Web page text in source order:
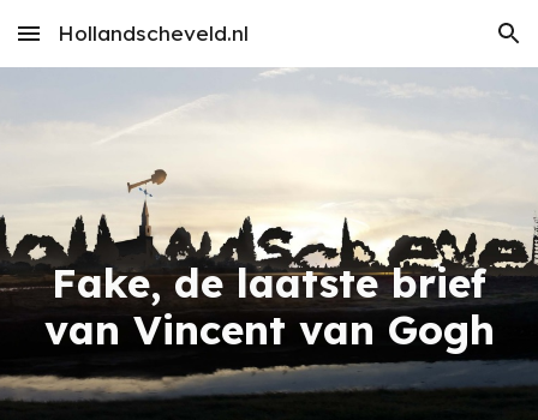
Skip to main content Skip to navigation
Hollandscheveld.nl
Fake, de laatste brief
van Vincent van Gogh